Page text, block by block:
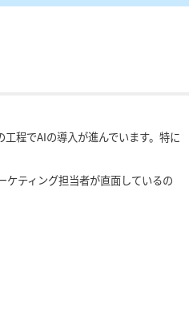
程でAIの導入が進んでいます。特に
ティング担当者が直面しているの